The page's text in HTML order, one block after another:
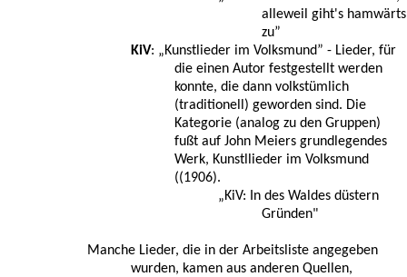
alleweil giht's hamwärts
zu”
KiV: „Kunstlieder im Volksmund” - Lieder, für
die einen Autor festgestellt werden
konnte, die dann volkstümlich
(traditionell) geworden sind. Die
Kategorie (analog zu den Gruppen)
fußt auf John Meiers grundlegendes
Werk, Kunstllieder im Volksmund
((1906).
„KiV: In des Waldes düstern
Gründen"
Manche Lieder, die in der Arbeitsliste angegeben
wurden, kamen aus anderen Quellen,